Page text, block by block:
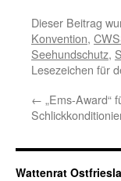
Dieser Beitrag
Konvention,
Seehundschutz,
Lesezeichen für
← „Ems-Award“
Wattenrat